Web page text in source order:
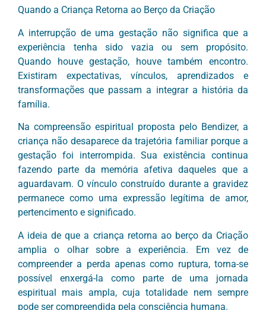
Quando a Criança Retorna ao Berço da Criação
A interrupção de uma gestação não significa que a
experiência tenha sido vazia ou sem propósito.
Quando houve gestação, houve também encontro.
Existiram expectativas, vínculos, aprendizados e
transformações que passam a integrar a história da
família.
Na compreensão espiritual proposta pelo Bendizer, a
criança não desaparece da trajetória familiar porque a
gestação foi interrompida. Sua existência continua
fazendo parte da memória afetiva daqueles que a
aguardavam. O vínculo construído durante a gravidez
permanece como uma expressão legítima de amor,
pertencimento e significado.
A ideia de que a criança retorna ao berço da Criação
amplia o olhar sobre a experiência. Em vez de
compreender a perda apenas como ruptura, torna-se
possível enxergá-la como parte de uma jornada
espiritual mais ampla, cuja totalidade nem sempre
pode ser compreendida pela consciência humana.